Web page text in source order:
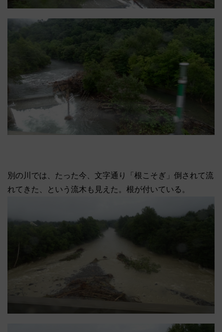
別の川では、たった今、文字通り「根こそぎ」倒されて流
れてきた、という流木も見えた。根が付いている。